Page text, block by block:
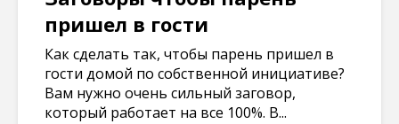
пришел в гости
Как сделать так, чтобы парень пришел в
гости домой по собственной инициативе?
Вам нужно очень сильный заговор,
который работает на все 100%. В...